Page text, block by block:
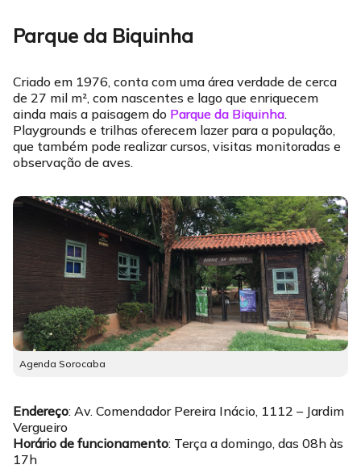
Parque da Biquinha
Criado em 1976, conta com uma área verdade de cerca
de 27 mil m², com nascentes e lago que enriquecem
ainda mais a paisagem do Parque da Biquinha.
Playgrounds e trilhas oferecem lazer para a população,
que também pode realizar cursos, visitas monitoradas e
observação de aves.
Agenda Sorocaba
Endereço: Av. Comendador Pereira Inácio, 1112 – Jardim
Vergueiro
Horário de funcionamento: Terça a domingo, das 08h às
17h